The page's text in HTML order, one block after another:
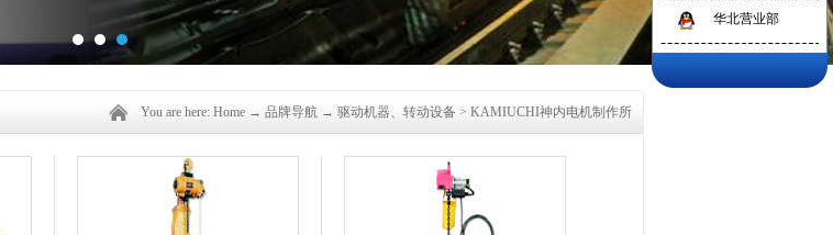
You are here: Home → 品牌导航 → 驱动机器、转动设备 > KAMIUCHI神内电机制作所
华北营业部